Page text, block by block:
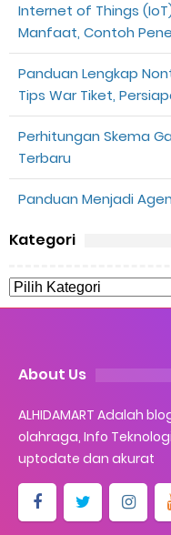
Internet of Things
Manfaat, Contoh
Panduan Lengkap
Tips War Tiket,
Perhitungan Skema
Terbaru
Panduan Menjadi
Kategori
About Us
ALHIDAMART Adalah
olahraga, Info
uptodate dan akurat